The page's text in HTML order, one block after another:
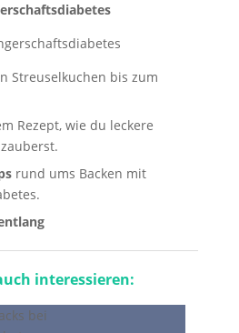
Streuselkuchen bis zum
Rezept, wie du leckere
rund ums Backen mit
interessieren: